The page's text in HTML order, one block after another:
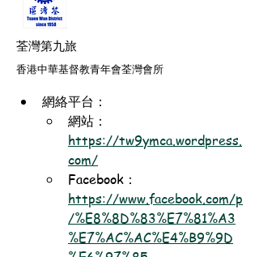
荃灣第九旅
香港中華基督教青年會荃灣會所
網絡平台：
網站：
https://tw9ymca.wordpress.
com/
Facebook：
https://www.facebook.com/p
/%E8%8D%83%E7%81%A3
%E7%AC%AC%E4%B9%9D